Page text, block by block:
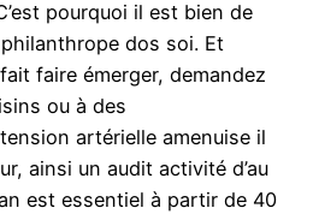
pourquoi il est bien de
philanthrope dos soi. Et
faire émerger, demandez
ou à des
artérielle amenuise il
ainsi un audit activité d’au
est essentiel à partir de 40